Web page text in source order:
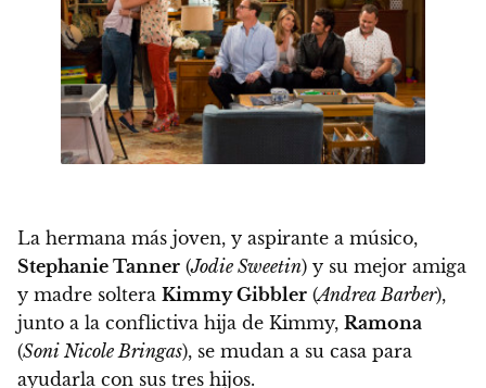
La hermana más joven, y aspirante a músico,
Stephanie Tanner (Jodie Sweetin) y su mejor amiga
y madre soltera Kimmy Gibbler (Andrea Barber),
junto a la conflictiva hija de Kimmy, Ramona
(Soni Nicole Bringas), se mudan a su casa para
ayudarla con sus tres hijos.